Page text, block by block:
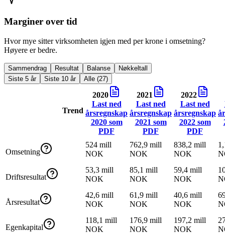
Marginer over tid
Hvor mye sitter virksomheten igjen med per krone i omsetning?
Høyere er bedre.
Sammendrag Resultat Balanse
Nøkkeltall
Siste 5 år
Siste 10 år Alle (27)
Trend
2020
Last ned
årsregnskap
2020som
PDF
2021
Last ned
årsregnskap
2021 som
PDF
2022
Last ned
årsregnskap
2022som
PDF
Omsetning
524 mill
NOK
762,9 mill
NOK
838,2 mill
NOK
Driftsresultat
53,3 mill
NOK
85,1 mill
NOK
59,4 mill
NOK
Årsresultat
42,6 mill
NOK
61,9 mill
NOK
40,6 mill
NOK
Egenkapital
118,1 mill
NOK
176,9 mill
NOK
197,2 mill
NOK